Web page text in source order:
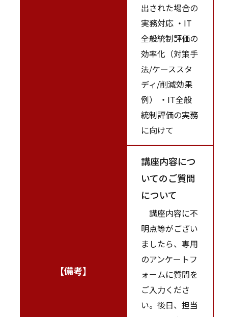
出された場合の
実務対応 ・IT
全般統制評価の
効率化（対策手
法/ケーススタ
ディ/削減効果
例） ・IT全般
統制評価の実務
に向けて
【備考】
講座内容につ
いてのご質問
について
講座内容に不
明点等がござい
ましたら、専用
のアンケートフ
ォームに質問を
ご入力くださ
い。後日、担当